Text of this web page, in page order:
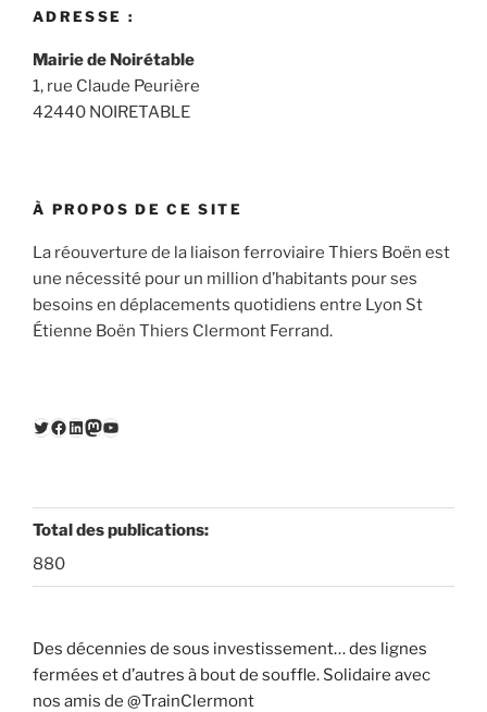
ADRESSE :
Mairie de Noirétable
1, rue Claude Peurière
42440 NOIRETABLE
À PROPOS DE CE SITE
La réouverture de la liaison ferroviaire Thiers Boën est
une nécessité pour un million d’habitants pour ses
besoins en déplacements quotidiens entre Lyon St
Étienne Boën Thiers Clermont Ferrand.
Twitter
Facebook
LinkedIn
Mastodon
YouTube
Total des publications:
880
Des décennies de sous investissement… des lignes
fermées et d’autres à bout de souffle. Solidaire avec
nos amis de @TrainClermont